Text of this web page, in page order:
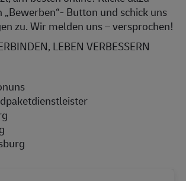
„Bewerben“- Button und schick uns
zu. Wir melden uns – versprochen!
LEBEN VERBESSERN